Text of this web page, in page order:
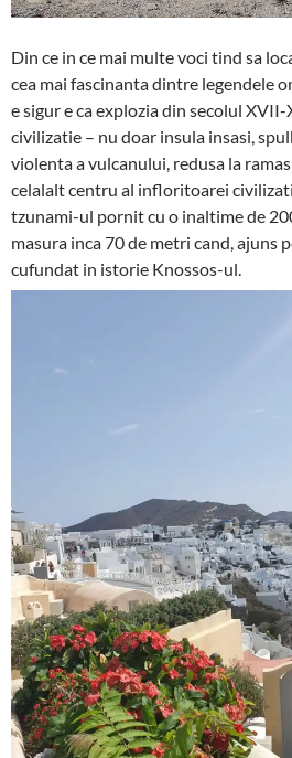
Din ce in ce mai multe voci tind sa
cea mai fascinanta dintre legendele
e sigur e ca explozia din secolul
civilizatie – nu doar insula insasi,
violenta a vulcanului, redusa la
celalalt centru al infloritoarei
tzunami-ul pornit cu o inaltime de
masura inca 70 de metri cand, ajuns
cufundat in istorie Knossos-ul.